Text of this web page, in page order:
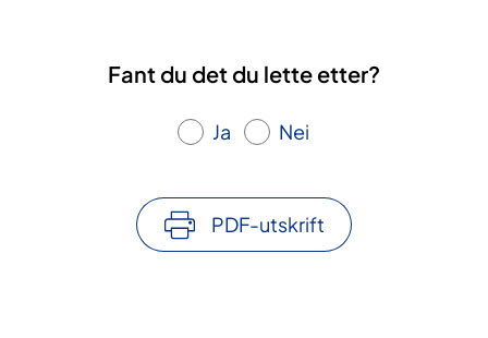
Fant du det du lette etter?
Ja Nei
PDF-utskrift